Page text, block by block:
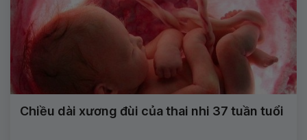
Chiều dài xương đùi của thai nhi 37 tuần tuổi